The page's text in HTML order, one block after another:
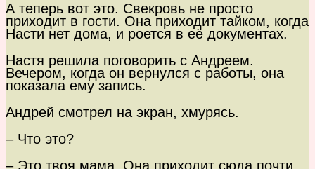
А теперь вот это. Свекровь не просто
приходит в гости. Она приходит тайком, когда
Насти нет дома, и роется в её документах.
Настя решила поговорить с Андреем.
Вечером, когда он вернулся с работы, она
показала ему запись.
Андрей смотрел на экран, хмурясь.
– Что это?
– Это твоя мама. Она приходит сюда почти